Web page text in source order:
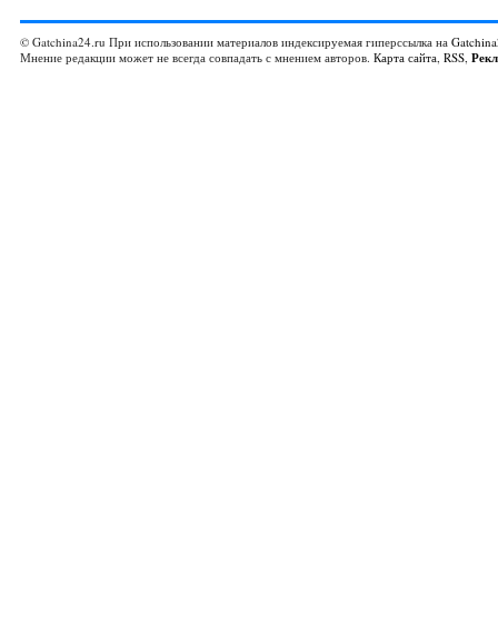
© Gatchina24.ru При использовании материалов индексируемая гиперссылка на
Мнение редакции может не всегда совпадать с мнением авторов. Карта сайта, RSS,